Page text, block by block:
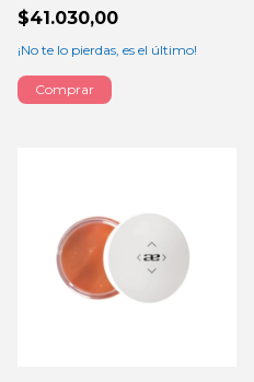
$41.030,00
¡No te lo pierdas, es el último!